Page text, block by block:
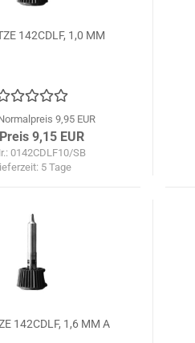
142CDLF, 1,0 MM
9,95 EUR
9,15 EUR
0142CDLF10/SB
5 Tage
142CDLF, 1,6 MM A